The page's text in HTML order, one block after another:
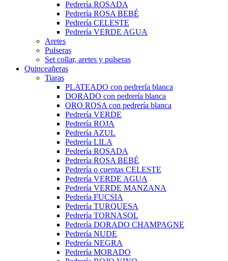
Pedrería ROSADA
Pedrería ROSA BEBÉ
Pedrería CELESTE
Pedrería VERDE AGUA
Aretes
Pulseras
Set collar, aretes y pulseras
Quinceañeras
Tiaras
PLATEADO con pedrería blanca
DORADO con pedrería blanca
ORO ROSA con pedrería blanca
Pedrería VERDE
Pedrería ROJA
Pedrería AZUL
Pedrería LILA
Pedrería ROSADA
Pedrería ROSA BEBÉ
Pedrería o cuentas CELESTE
Pedrería VERDE AGUA
Pedrería VERDE MANZANA
Pedrería FUCSIA
Pedrería TURQUESA
Pedrería TORNASOL
Pedrería DORADO CHAMPAGNE
Pedrería NUDE
Pedrería NEGRA
Pedrería MORADO